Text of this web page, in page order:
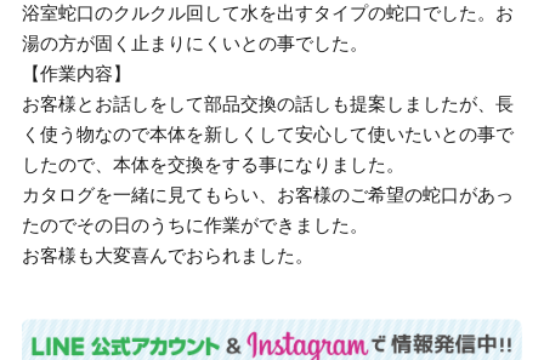
浴室蛇口のクルクル回して水を出すタイプの蛇口でした。お
湯の方が固く止まりにくいとの事でした。
【作業内容】
お客様とお話しをして部品交換の話しも提案しましたが、長
く使う物なので本体を新しくして安心して使いたいとの事で
したので、本体を交換をする事になりました。
カタログを一緒に見てもらい、お客様のご希望の蛇口があっ
たのでその日のうちに作業ができました。
お客様も大変喜んでおられました。